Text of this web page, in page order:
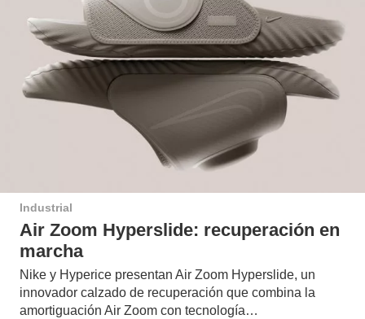
Industrial
Air Zoom Hyperslide: recuperación en
marcha
Nike y Hyperice presentan Air Zoom Hyperslide, un
innovador calzado de recuperación que combina la
amortiguación Air Zoom con tecnología…